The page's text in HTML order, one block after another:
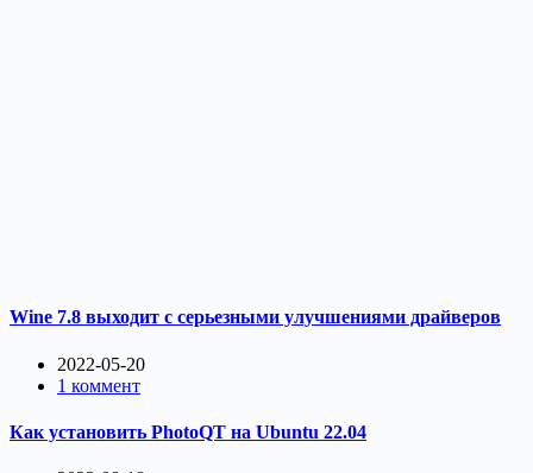
Wine 7.8 выходит с серьезными улучшениями драйверов
2022-05-20
1 коммент
Как установить PhotoQT на Ubuntu 22.04